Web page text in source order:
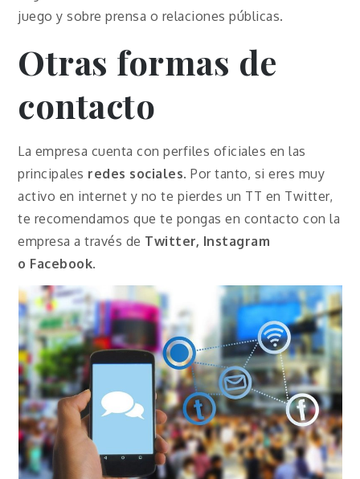
juego y sobre prensa o relaciones públicas.
Otras formas de
contacto
La empresa cuenta con perfiles oficiales en las
principales redes sociales. Por tanto, si eres muy
activo en internet y no te pierdes un TT en Twitter,
te recomendamos que te pongas en contacto con la
empresa a través de Twitter, Instagram
o Facebook.